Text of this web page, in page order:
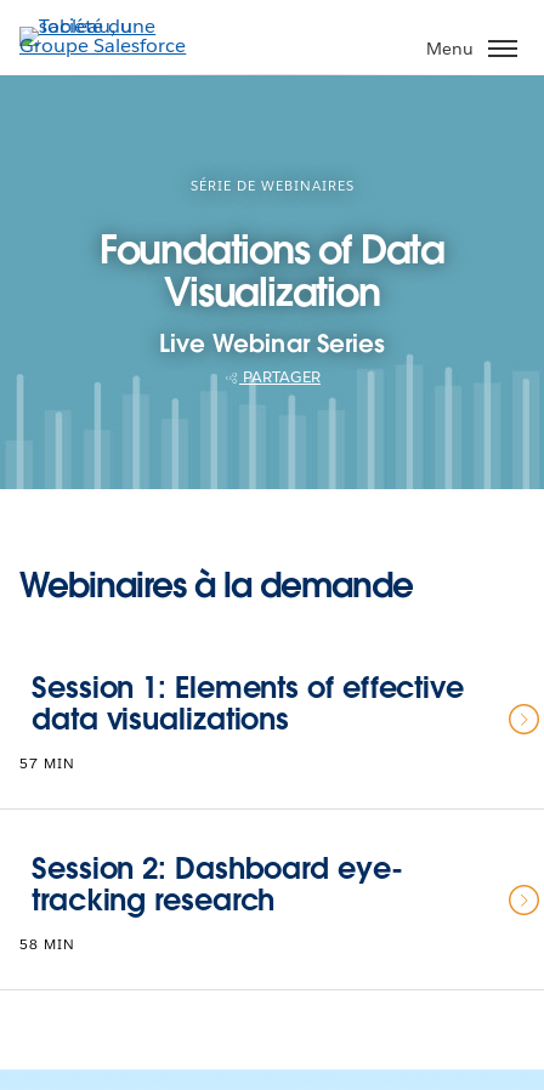
Aller
au
contenu
Menu
SÉRIE DE WEBINAIRES
Foundations of Data
Visualization
Live Webinar Series
PARTAGER
Webinaires à la demande
Session 1: Elements of effective
data visualizations
57 MIN
Session 2: Dashboard eye-
tracking research
58 MIN